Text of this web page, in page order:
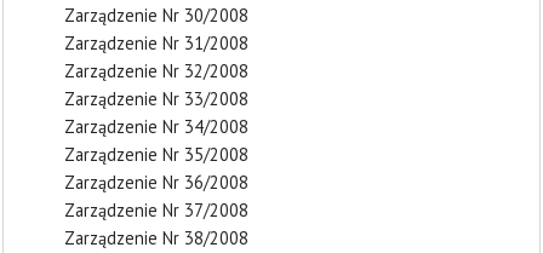
Zarządzenie Nr 30/2008
Zarządzenie Nr 31/2008
Zarządzenie Nr 32/2008
Zarządzenie Nr 33/2008
Zarządzenie Nr 34/2008
Zarządzenie Nr 35/2008
Zarządzenie Nr 36/2008
Zarządzenie Nr 37/2008
Zarządzenie Nr 38/2008